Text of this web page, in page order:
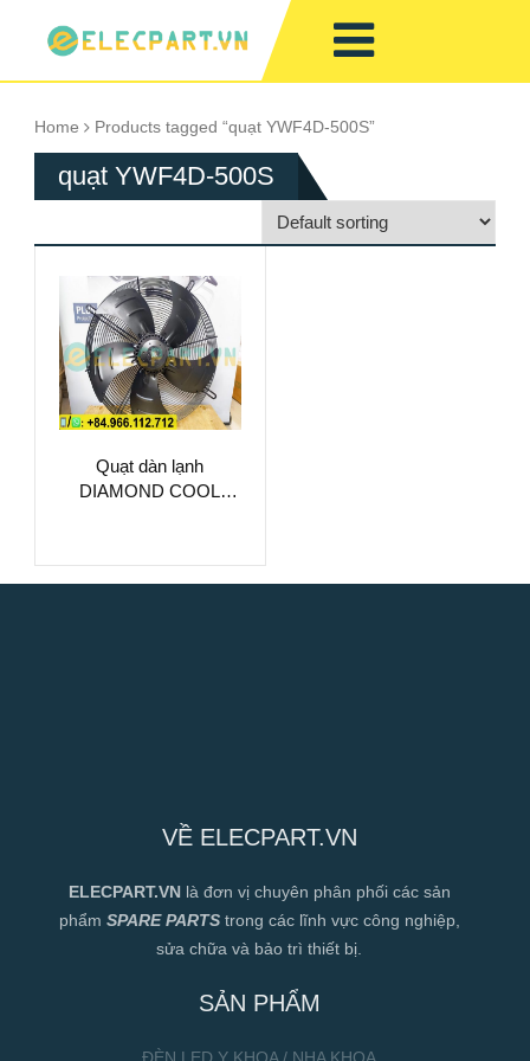
Home Products tagged “quạt YWF4D-500S”
quạt YWF4D-500S
Quạt dàn lạnh
DIAMOND COOL
VỀ ELECPART.VN
ELECPART.VN là đơn vị chuyên phân phối các sản
phẩm SPARE PARTStrong các lĩnh vực công nghiệp,
sửa chữa và bảo trì thiết bị.
SẢN PHẨM
ĐÈN LED Y KHOA / NHA KHOA